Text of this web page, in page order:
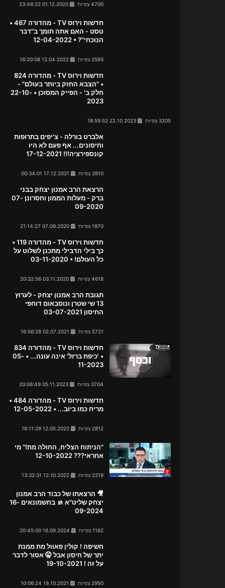
4700 צפיות
חדשות וירוס TV - מהדורה 467 •
טסט - האם אתה תומך ב"דבר
הנוכחי"? • 12-04-2022
2593 צפיות
חדשות וירוס TV - מהדורה 824
• "הצבא החזק ביותר בעולם" -
חלק ב' - הפייק המסוכן • 22-10-
2023
3205 צפיות
אלברט בורלה - צ'יפים בתרופות
וחיסונים... אף פעם לא היו
קונספירציה!!! 17-12-2021
3910 צפיות
הרצאת הרב אמנון יצחק בבני
ברק - מעלות הממון וחסרונן 07-
09-2020
1970 צפיות
חדשות וירוס TV - מהדורה 119 •
כך בילי הדבילי מתכנן לשלוט על
כל העולם! • 03-11-2020
4618 צפיות
תגובת הרב אמנון יצחק - לערוץ
13 שי שטרן ונוסבאום דוחפי
החיסון 03-07-2021
5721 צפיות
חדשות וירוס TV - מהדורה 834
• 'כיפת ברזל' אינה עונה... • 05-
11-2023
3704 צפיות
חדשות וירוס TV - מהדורה 484 •
מריח כמו ביוב... • 12-05-2022
2812 צפיות
"הניתוח הצליח, החולה מת!" מי
אחראי??? 12-10-2022
2219 צפיות
🎥 הרצאתו של כבוד הרב אמנון
יצחק שליט"א 🚸 בחשמונאים 16-
09-2024
1182 צפיות
חשיפה ! קולין פאוול מת ממנת
יתר של חיסון אבל 🤫 אסור לדבר
על זה ! 19-10-2021
2950 צפיות